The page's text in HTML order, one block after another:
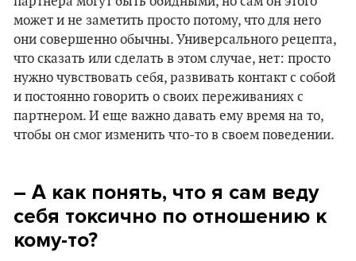
может и не заметить просто потому, что для него
они совершенно обычны. Универсального рецепта,
что сказать или сделать в этом случае, нет: просто
нужно чувствовать себя, развивать контакт с собой
и постоянно говорить о своих переживаниях с
партнером. И еще важно давать ему время на то,
чтобы он смог изменить что-то в своем поведении.
– А как понять, что я сам веду
себя токсично по отношению к
кому-то?